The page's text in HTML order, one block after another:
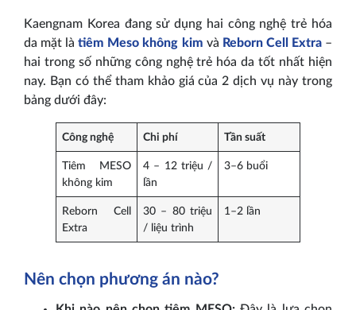
Kaengnam Korea đang sử dụng hai công nghệ trẻ hóa
da mặt làtiêm Meso không kim và Reborn Cell Extra–
hai trong số những công nghệ trẻ hóa da tốt nhất hiện
nay. Bạn có thể tham khảo giá của 2 dịch vụ này trong
bảng dưới đây:
Công nghệ Chi phí Tần suất
Tiêm MESO
không kim
4 – 12 triệu /
lần
3–6 buổi
Reborn Cell
Extra
30 – 80 triệu
/ liệu trình
1–2 lần
Nên chọn phương án nào?